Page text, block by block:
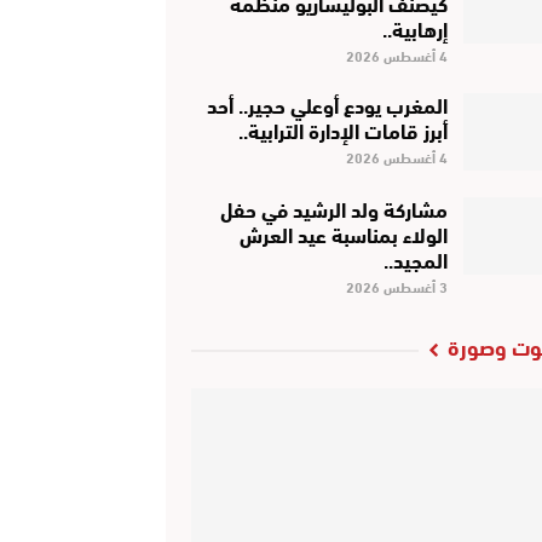
إرهابية..
4 أغسطس 2026
المغرب يودع أوعلي حجير.. أحد
أبرز قامات الإدارة الترابية..
4 أغسطس 2026
مشاركة ولد الرشيد في حفل
الولاء بمناسبة عيد العرش
المجيد..
3 أغسطس 2026
وصورة